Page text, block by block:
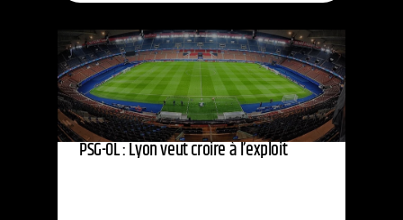
PSG-OL : Lyon veut croire à l’exploit